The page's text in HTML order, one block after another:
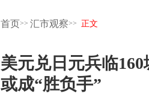
首页>> 汇市观察>> 正文
美元兑日元兵临
或成“胜负手”